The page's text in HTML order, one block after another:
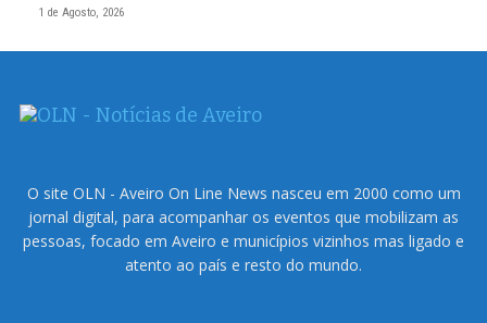
1 de Agosto, 2026
O site OLN - Aveiro On Line News nasceu em 2000 como um
jornal digital, para acompanhar os eventos que mobilizam as
pessoas, focado em Aveiro e municípios vizinhos mas ligado e
atento ao país e resto do mundo.